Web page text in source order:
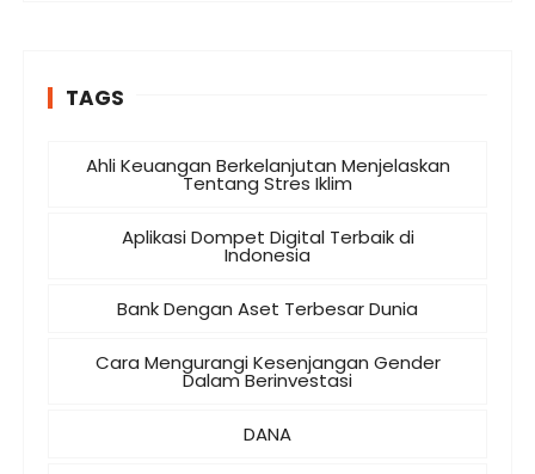
TAGS
Ahli Keuangan Berkelanjutan Menjelaskan
Tentang Stres Iklim
Aplikasi Dompet Digital Terbaik di
Indonesia
Bank Dengan Aset Terbesar Dunia
Cara Mengurangi Kesenjangan Gender
Dalam Berinvestasi
DANA